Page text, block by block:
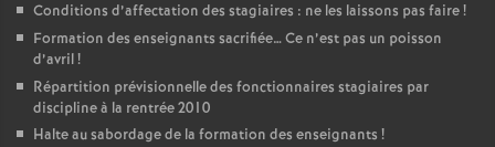
Conditions d’affectation des stagiaires : ne les laissons pas faire!
Formation des enseignants sacrifiée… Ce n’est pas un poisson
d’avril!
Répartition prévisionnelle des fonctionnaires stagiaires par
discipline à la rentrée 2010
Halte au sabordage de la formation des enseignants !